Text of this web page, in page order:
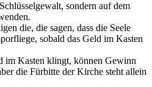
sondern auf dem
die, die sagen, dass die Seele
sobald das Geld im Kasten
im Kasten klingt, können Gewinn
die Fürbitte der Kirche steht allein